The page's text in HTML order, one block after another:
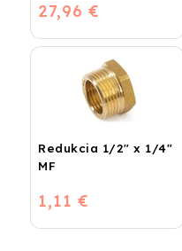
27,96 €
Redukcia 1/2" x 1/4"
MF
1,11 €